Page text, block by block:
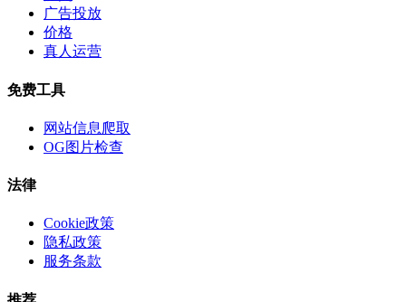
广告投放
价格
真人运营
免费工具
网站信息爬取
OG图片检查
法律
Cookie政策
隐私政策
服务条款